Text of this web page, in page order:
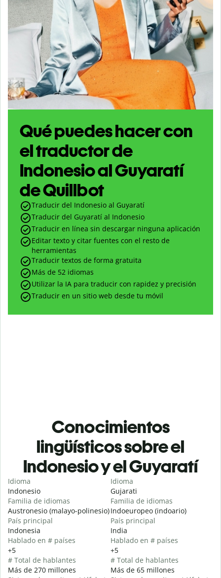
Qué puedes hacer con
el traductor de
Indonesio al Guyaratí
de Quillbot
Traducir del Indonesio al Guyaratí
Traducir del Guyaratí al Indonesio
Traducir en línea sin descargar ninguna aplicación
Editar texto y citar fuentes con el resto de
herramientas
Traducir textos de forma gratuita
Más de 52 idiomas
Utilizar la IA para traducir con rapidez y precisión
Traducir en un sitio web desde tu móvil
Conocimientos
lingüísticos sobre el
Indonesio y el Guyaratí
Idioma
Indonesio
Familia de idiomas
Austronesio (malayo-polinesio)
País principal
Indonesia
Hablado en # países
+5
# Total de hablantes
Más de 270 millones
Idioma
Gujarati
Familia de idiomas
Indoeuropeo (indoario)
País principal
India
Hablado en # países
+5
# Total de hablantes
Más de 65 millones